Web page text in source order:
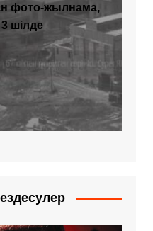
фото-жылнама,
шілде